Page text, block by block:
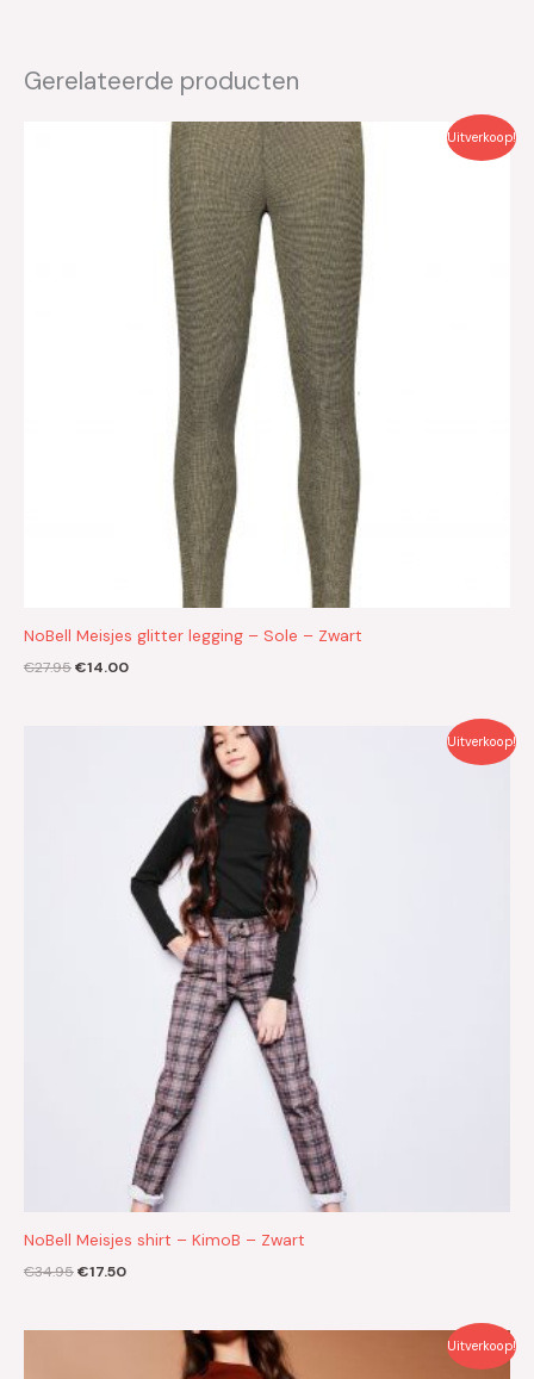
Gerelateerde producten
Uitverkoop!
NoBell Meisjes glitter legging – Sole – Zwart
€27.95
Oorspronkelijke
€14.00
Huidige
€14.00.
Uitverkoop!
NoBell Meisjes shirt – KimoB – Zwart
€34.95€17.50
Uitverkoop!
Oorspronkelijke
Huidige